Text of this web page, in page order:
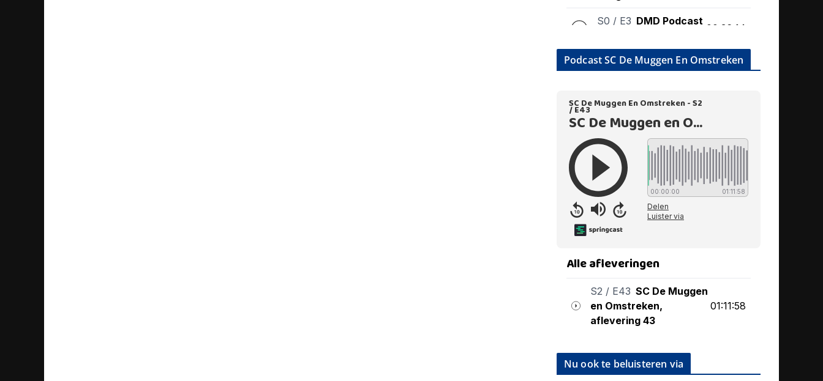
Podcast SC De Muggen En Omstreken
Nu ook te beluisteren via